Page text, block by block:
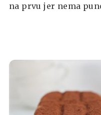
na prvu jer nema